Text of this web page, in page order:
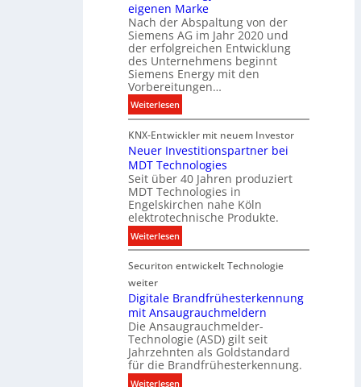
e
l
e
u
c
h
t
u
n
g
s
t
e
c
h
n
i
k
i
t
a
l
e
P
r
o
d
u
k
t
d
a
t
e
eigenen Marke
Nach der Abspaltung von der
Siemens AG im Jahr 2020 und
der erfolgreichen Entwicklung
des Unternehmens beginnt
Siemens Energy mit den
Vorbereitungen…
Weiterlesen:
S
i
e
m
e
n
s
E
n
r
y
w
i
r
d
KNX-Entwickler mit neuem Investor
Neuer Investitionspartner bei
MDT Technologies
Seit über 40 Jahren produziert
MDT Technologies in
Engelskirchen nahe Köln
elektrotechnische Produkte.
Weiterlesen:
N
e
e
r
I
n
v
e
Securiton entwickelt Technologie
weiter
Digitale Brandfrühesterkennung
mit Ansaugrauchmeldern
Die Ansaugrauchmelder-
Technologie (ASD) gilt seit
Jahrzehnten als Goldstandard
für die Brandfrühesterkennung.
Weiterlesen: